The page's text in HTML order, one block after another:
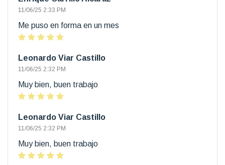
11/06/25 2:33 PM
Me puso en forma en un mes
Leonardo Viar Castillo
11/06/25 2:32 PM
Muy bien, buen trabajo
Leonardo Viar Castillo
11/06/25 2:32 PM
Muy bien, buen trabajo